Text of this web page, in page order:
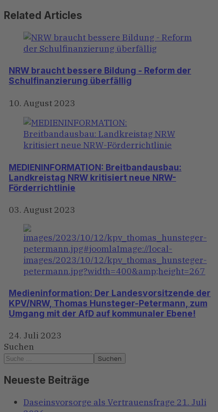
Related Articles
NRW braucht bessere Bildung - Reform der
Schulfinanzierung überfällig
10. August 2023
MEDIENINFORMATION: Breitbandausbau:
Landkreistag NRW kritisiert neue NRW-
Förderrichtlinie
03. August 2023
Medieninformation: Der Landesvorsitzende der
KPV/NRW, Thomas Hunsteger-Petermann, zum
Umgang mit der AfD auf kommunaler Ebene!
24. Juli 2023
Suchen
Suchen
Neueste Beiträge
Daseinsvorsorge als Vertrauensfrage 21. Juli